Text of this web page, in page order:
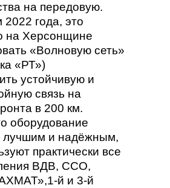
на передовую.
года, это
на Херсонщине
«Волновую сеть»
«РТ»)
устойчивую и
связь на
в 200 км.
оборудование
лучшим и надёжным,
практически все
ВДВ, ССО,
й и 3-й